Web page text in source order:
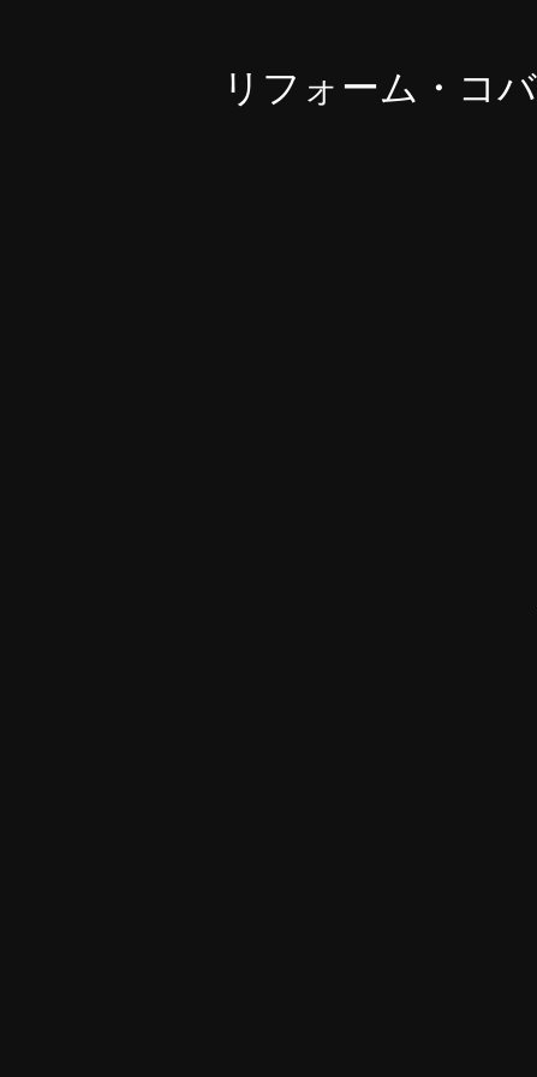
リフォーム・コ